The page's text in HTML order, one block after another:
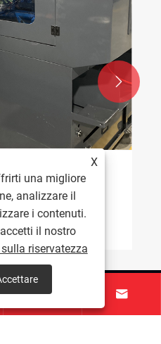
vince 40 ordini di
di dadi alla

 
X
una migliore
analizzare il
i contenuti.
il ​​nostro
riservatezza